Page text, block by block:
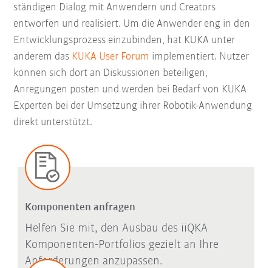
ständigen Dialog mit Anwendern und Creators
entworfen und realisiert. Um die Anwender eng in den
Entwicklungsprozess einzubinden, hat KUKA unter
anderem das KUKA User Forum implementiert. Nutzer
können sich dort an Diskussionen beteiligen,
Anregungen posten und werden bei Bedarf von KUKA
Experten bei der Umsetzung ihrer Robotik-Anwendung
direkt unterstützt.
Komponenten anfragen
Helfen Sie mit, den Ausbau des iiQKA
Komponenten-Portfolios gezielt an Ihre
Anforderungen anzupassen.